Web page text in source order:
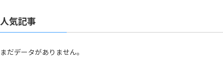
人気記事
まだデータがありません。